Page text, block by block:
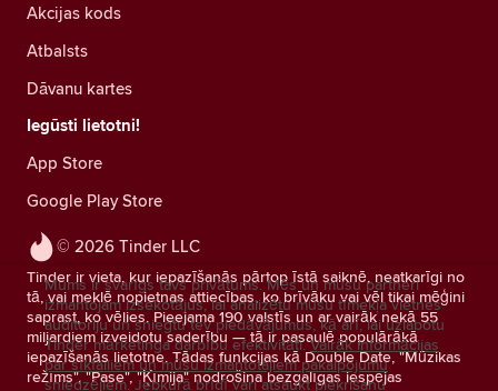
© 2026 Tinder LLC
Tinder ir vieta, kur iepazīšanās pārtop īstā saiknē, neatkarīgi no
tā, vai meklē nopietnas attiecības, ko brīvāku vai vēl tikai mēģini
saprast, ko vēlies. Pieejama 190 valstīs un ar vairāk nekā 55
miljardiem izveidotu saderību — tā ir pasaulē populārākā
iepazīšanās lietotne. Tādas funkcijas kā Double Date, "Mūzikas
režīms", "Pase", "Ķīmija" nodrošina bezgalīgas iespējas
Akcijas kods
Atbalsts
Dāvanu kartes
Iegūsti lietotni!
App Store
Google Play Store
Mums ir svarīgs tavs privātums. Mēs un mūsu partneri
izmantojam izsekotājus, lai analizētu mūsu tīmekļa vietnes
auditoriju un sniegtu tev piedāvājumus, kā arī, lai uzlabotu
Tinder mārketinga darbību efektivitāti. Vairāk informācijas
par sīkfailiem un mūsu izmantotajiem pakalpojumu
sniedzējiem. Jebkurā brīdī vari atsaukt piekrišanu